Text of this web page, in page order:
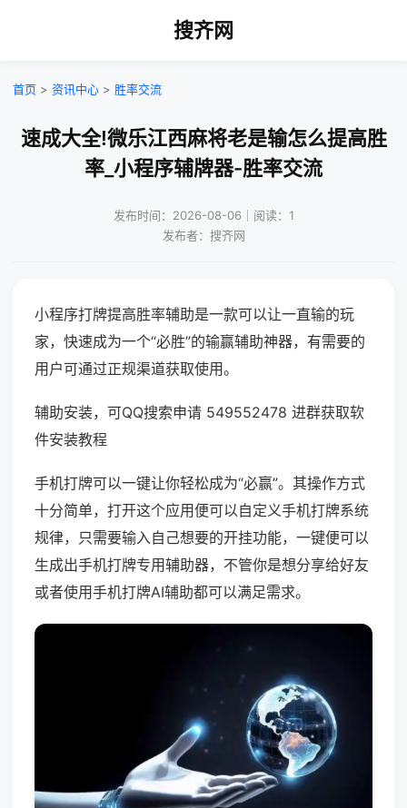
搜齐网
首页 > 资讯中心 > 胜率交流
速成大全!微乐江西麻将老是输怎么提高胜
率_小程序辅牌器-胜率交流
发布时间：2026-08-06｜阅读：1
发布者：搜齐网
小程序打牌提高胜率辅助是一款可以让一直输的玩
家，快速成为一个“必胜”的输赢辅助神器，有需要的
用户可通过正规渠道获取使用。
辅助安装，可QQ搜索申请 549552478 进群获取软
件安装教程
手机打牌可以一键让你轻松成为“必赢”。其操作方式
十分简单，打开这个应用便可以自定义手机打牌系统
规律，只需要输入自己想要的开挂功能，一键便可以
生成出手机打牌专用辅助器，不管你是想分享给好友
或者使用手机打牌AI辅助都可以满足需求。